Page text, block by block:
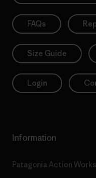
FAQs
Size Guide
Login
Information
Patagonia Action Works